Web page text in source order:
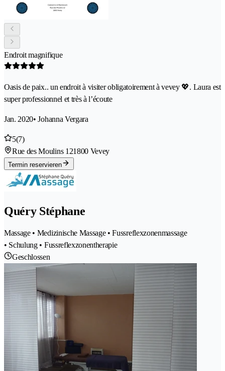
Endroit magnifique
Oasis de paix.. un endroit à visiter obligatoirement à vevey 💖. Laura est
super professionnel et très à l’écoute
Jan. 2020• Johanna Vergara
5(7)
Rue des Moulins 121800 Vevey
Termin reservieren
Quéry Stéphane
Massage • Medizinische Massage • Fussreflexzonenmassage
• Schulung • Fussreflexzonentherapie
Geschlossen